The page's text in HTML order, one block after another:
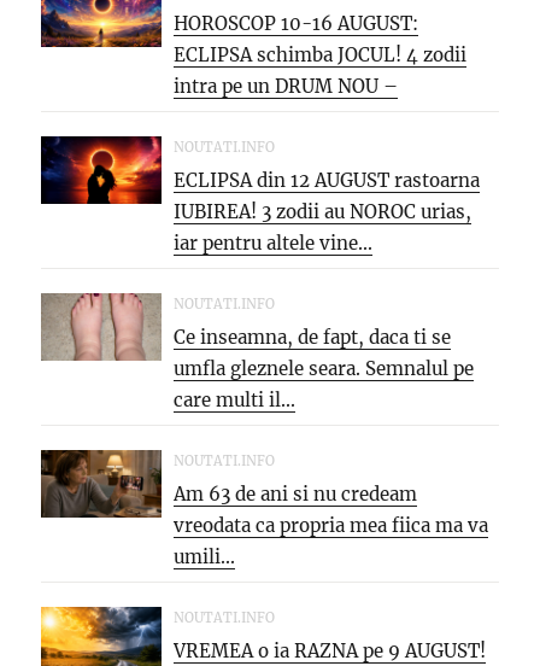
HOROSCOP 10-16 AUGUST:
ECLIPSA schimba JOCUL! 4 zodii
intra pe un DRUM NOU –
oportunitati...
NOUTATI.INFO
ECLIPSA din 12 AUGUST rastoarna
IUBIREA! 3 zodii au NOROC urias,
iar pentru altele vine...
NOUTATI.INFO
Ce inseamna, de fapt, daca ti se
umfla gleznele seara. Semnalul pe
care multi il...
NOUTATI.INFO
Am 63 de ani si nu credeam
vreodata ca propria mea fiica ma va
umili...
NOUTATI.INFO
VREMEA o ia RAZNA pe 9 AUGUST!